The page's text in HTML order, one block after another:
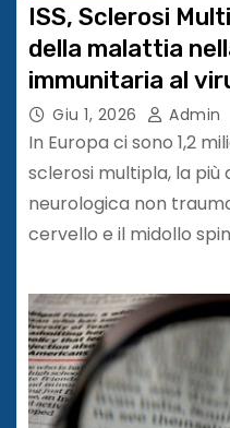
ISS, Sclerosi
della malattia
immunitaria al
#BEHIND-MS
Giu 1, 2026 Admin
In Europa ci sono 1,2
sclerosi multipla, la più
neurologica non
cervello e il midollo